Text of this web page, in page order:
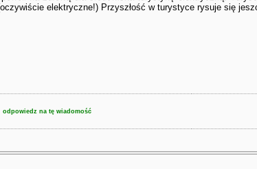
elektryczne!) Przyszłość w turystyce rysuje się
odpowiedz na tę wiadomość